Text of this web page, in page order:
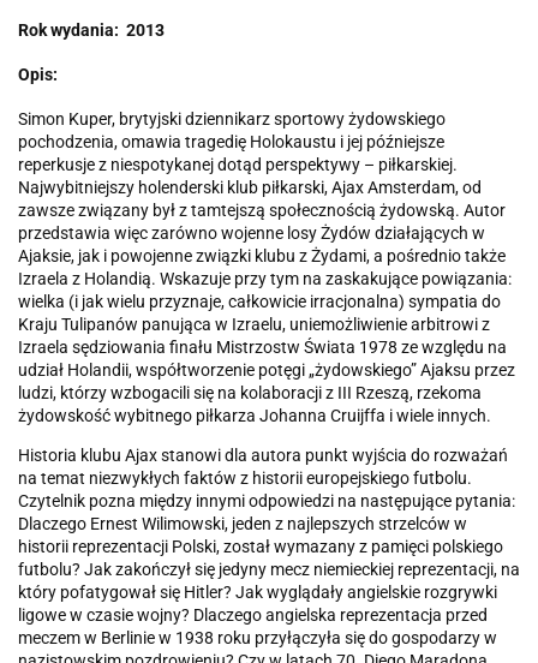
Rok wydania: 2013
Opis:
Simon Kuper, brytyjski dziennikarz sportowy żydowskiego
pochodzenia, omawia tragedię Holokaustu i jej późniejsze
reperkusje z niespotykanej dotąd perspektywy – piłkarskiej.
Najwybitniejszy holenderski klub piłkarski, Ajax Amsterdam, od
zawsze związany był z tamtejszą społecznością żydowską. Autor
przedstawia więc zarówno wojenne losy Żydów działających w
Ajaksie, jak i powojenne związki klubu z Żydami, a pośrednio także
Izraela z Holandią. Wskazuje przy tym na zaskakujące powiązania:
wielka (i jak wielu przyznaje, całkowicie irracjonalna) sympatia do
Kraju Tulipanów panująca w Izraelu, uniemożliwienie arbitrowi z
Izraela sędziowania finału Mistrzostw Świata 1978 ze względu na
udział Holandii, współtworzenie potęgi „żydowskiego” Ajaksu przez
ludzi, którzy wzbogacili się na kolaboracji z III Rzeszą, rzekoma
żydowskość wybitnego piłkarza Johanna Cruijffa i wiele innych.
Historia klubu Ajax stanowi dla autora punkt wyjścia do rozważań
na temat niezwykłych faktów z historii europejskiego futbolu.
Czytelnik pozna między innymi odpowiedzi na następujące pytania:
Dlaczego Ernest Wilimowski, jeden z najlepszych strzelców w
historii reprezentacji Polski, został wymazany z pamięci polskiego
futbolu? Jak zakończył się jedyny mecz niemieckiej reprezentacji, na
który pofatygował się Hitler? Jak wyglądały angielskie rozgrywki
ligowe w czasie wojny? Dlaczego angielska reprezentacja przed
meczem w Berlinie w 1938 roku przyłączyła się do gospodarzy w